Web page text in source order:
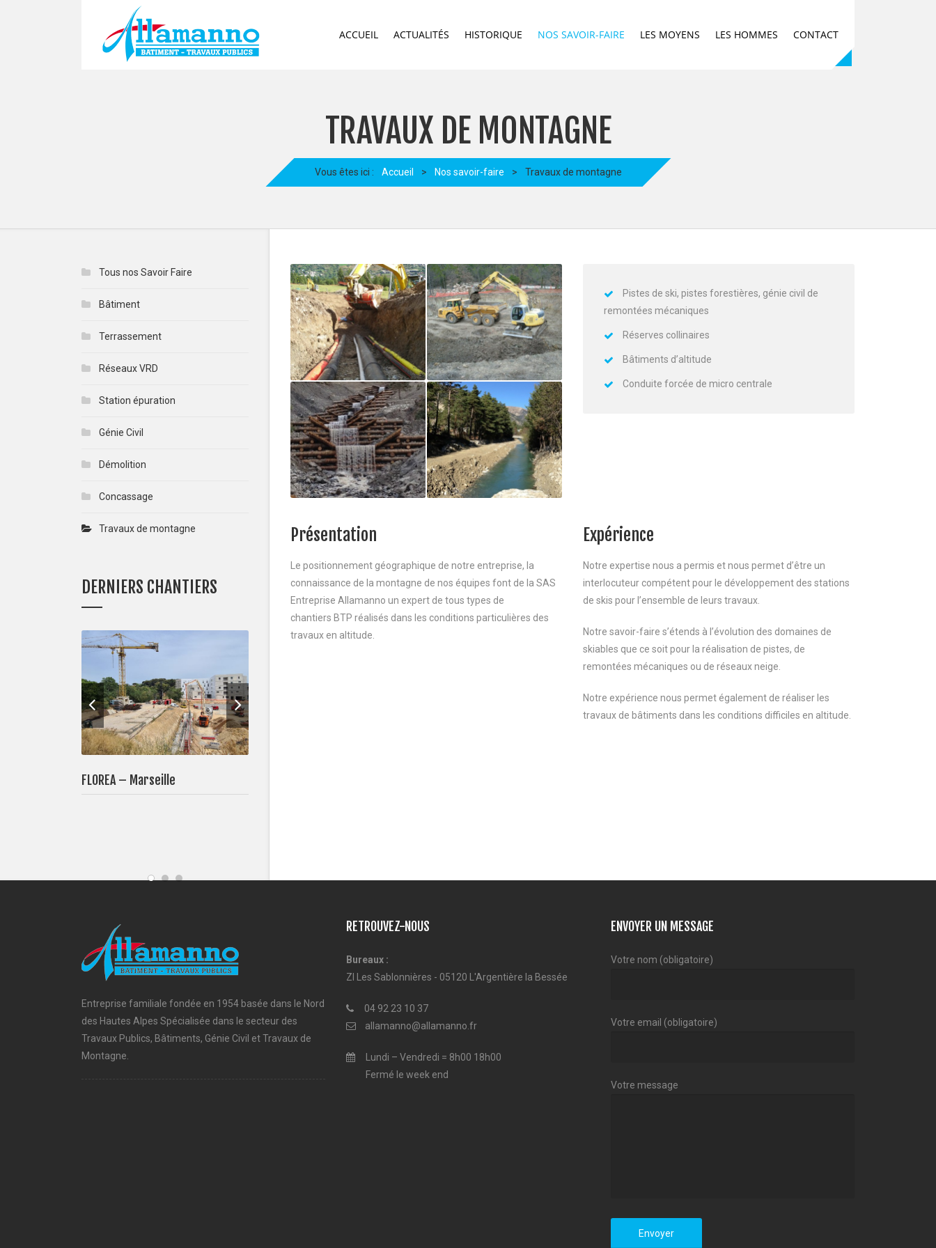
ACCUEIL ACTUALITÉS HISTORIQUE NOS SAVOIR-FAIRE LES MOYENS LES HOMMES CONTACT
TRAVAUX DE MONTAGNE
Vous êtes ici : Accueil > Nos savoir-faire > Travaux de montagne
Pistes de ski, pistes forestières, génie civil de
remontées mécaniques
Réserves collinaires
Bâtiments d’altitude
Conduite forcée de micro centrale
Présentation
Le positionnement géographique de notre entreprise, la
connaissance de la montagne de nos équipes font de la SAS
Entreprise Allamanno un expert de tous types de
chantiers BTP réalisés dans les conditions particulières des
travaux en altitude.
Expérience
Notre expertise nous a permis et nous permet d’être un
interlocuteur compétent pour le développement des stations
de skis pour l’ensemble de leurs travaux.
Notre savoir-faire s’étends à l’évolution des domaines de
skiables que ce soit pour la réalisation de pistes, de
remontées mécaniques ou de réseaux neige.
Notre expérience nous permet également de réaliser les
travaux de bâtiments dans les conditions difficiles en altitude.
Tous nos Savoir Faire
Bâtiment
Terrassement
Réseaux VRD
Station épuration
Génie Civil
Démolition
Concassage
Travaux de montagne
DERNIERS CHANTIERS
FLOREA – Marseille
Entreprise familiale fondée en 1954 basée dans le Nord
des Hautes Alpes Spécialisée dans le secteur des
Travaux Publics, Bâtiments, Génie Civil et Travaux de
Montagne.
RETROUVEZ-NOUS
Bureaux :
ZI Les Sablonnières - 05120 L'Argentière la Bessée
04 92 23 10 37
allamanno@allamanno.fr
Lundi – Vendredi = 8h00 18h00
Fermé le week end
ENVOYER UN MESSAGE
Votre nom (obligatoire)
Votre email (obligatoire)
Votre message